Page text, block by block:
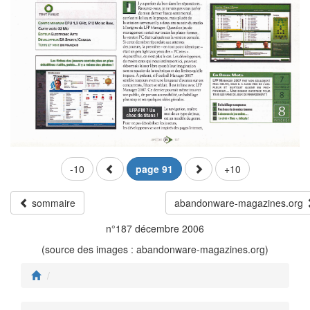
-10 page 91 +10
sommaire
abandonware-magazines.org
n°187 décembre 2006
(source des images : abandonware-magazines.org)